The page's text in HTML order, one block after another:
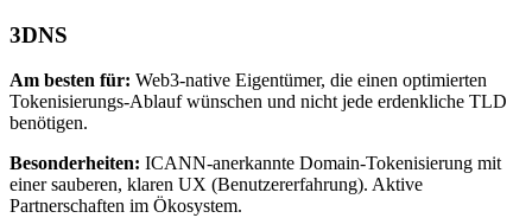
3DNS
Am besten für: Web3-native Eigentümer, die einen optimierten
Tokenisierungs-Ablauf wünschen und nicht jede erdenkliche TLD
benötigen.
Besonderheiten: ICANN-anerkannte Domain-Tokenisierung mit
einer sauberen, klaren UX (Benutzererfahrung). Aktive
Partnerschaften im Ökosystem.